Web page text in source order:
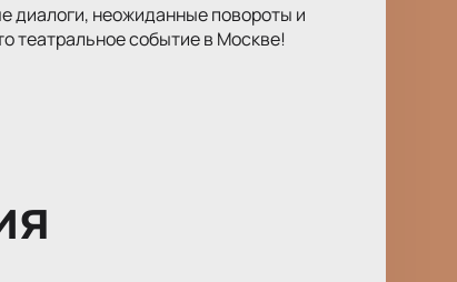
диалоги, неожиданные повороты и
театральное событие в Москве!